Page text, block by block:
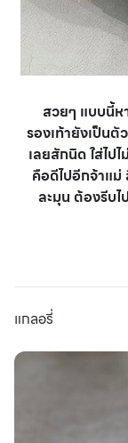
สวยๆ แบบนี้ห
รองเท้ายังเป็นตั
เลยสักนิด ใส่ไ
คือดีไปอีกจ้าแ
ละมุน ต้องรีบ
แกลอรี่